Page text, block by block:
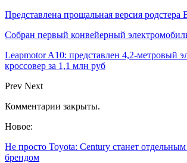
Представлена прощальная версия родстера
Собран первый конвейерный
Leapmotor A10: представлен 4,2-метровый
кроссовер за 1,1 млн руб
Prev Next
Комментарии закрыты.
Новое:
Не просто Toyota: Century станет
брендом